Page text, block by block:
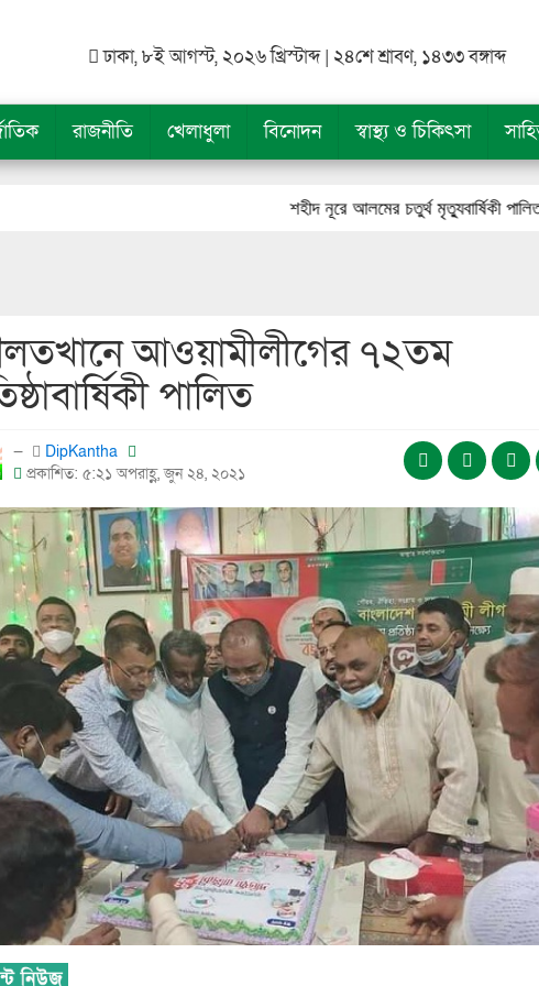
ঢাকা, ৮ই আগস্ট, ২০২৬ খ্রিস্টাব্দ | ২৪শে শ্রাবণ, ১৪৩৩ বঙ্গাব্দ
রাজনীতি খেলাধুলা বিনোদন স্বাস্থ্য ও চিকিৎসা
শহীদ নূরে আলমের চতুর্থ মৃত্যুবার্ষিকী পালিত
আওয়ামীলীগের ৭২তম
পালিত
DipKantha
প্রকাশিত: ৫:২১ অপরাহ্ণ, জুন ২৪, ২০২১